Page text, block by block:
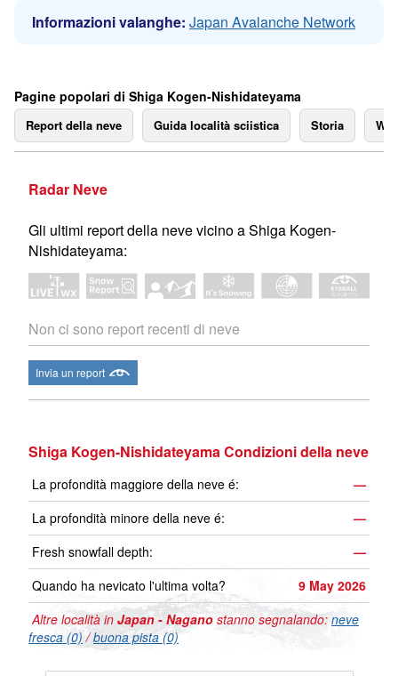
Informazioni valanghe: Japan Avalanche Network
Pagine popolari di Shiga Kogen-Nishidateyama
Report della neve Guida località sciistica Storia
Radar Neve
Gli ultimi report della neve vicino a Shiga Kogen-
Nishidateyama:
Non ci sono report recenti di neve
Invia un report
Shiga Kogen-Nishidateyama Condizioni della neve
La profondità maggiore della neve é:
—
La profondità minore della neve é:
—
Fresh snowfall depth:
—
Quando ha nevicato l'ultima volta?
9 May 2026
Altre località in Japan - Nagano stanno segnalando: neve
fresca (0)/buona pista (0)